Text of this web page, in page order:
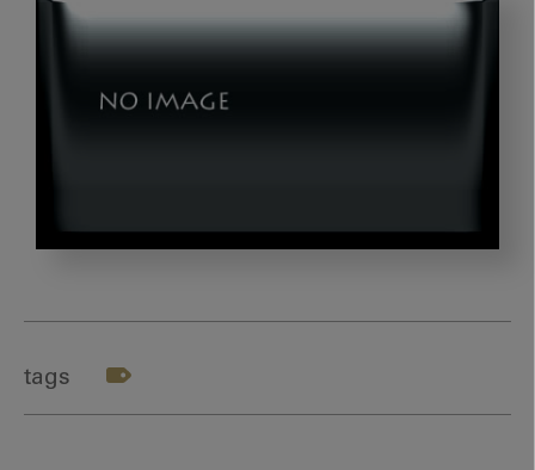
tags